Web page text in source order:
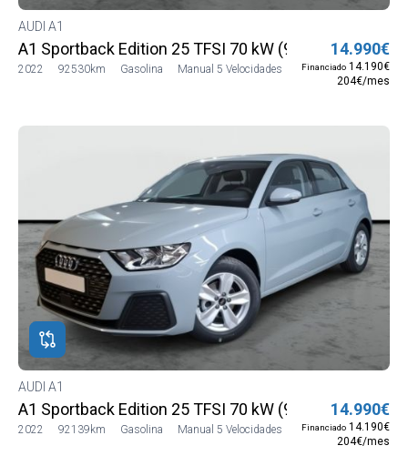
AUDI A1
A1 Sportback Edition 25 TFSI 70 kW (95 CV)
2022 92530km Gasolina Manual 5 Velocidades
14.990€
Financiado 14.190€
204€/mes
AUDI A1
A1 Sportback Edition 25 TFSI 70 kW (95 CV)
2022 92139km Gasolina Manual 5 Velocidades
14.990€
Financiado 14.190€
204€/mes